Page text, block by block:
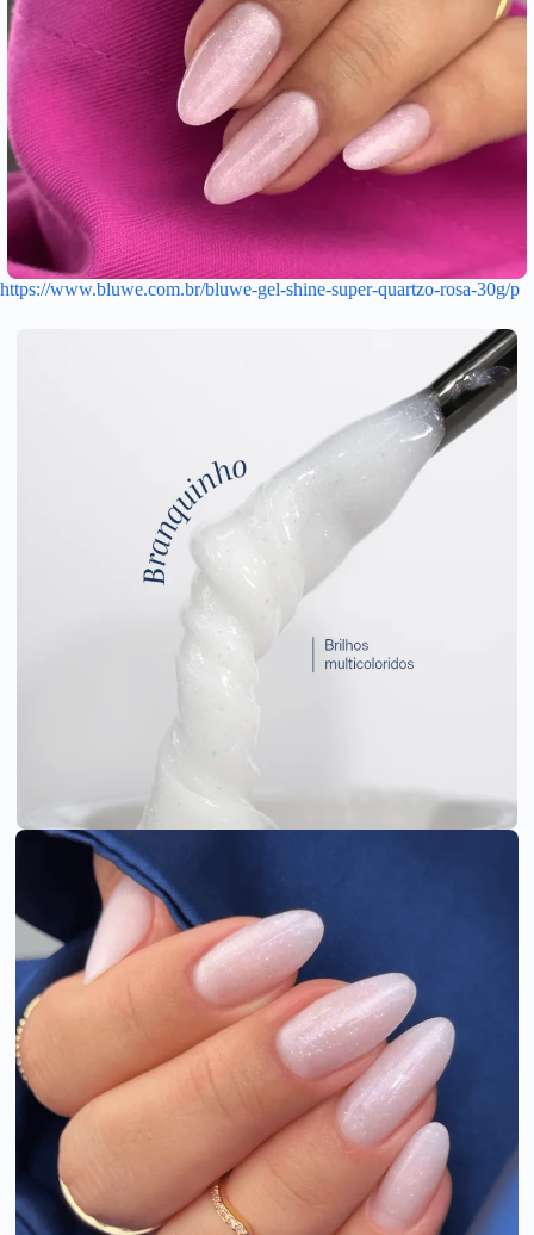
https://www.bluwe.com.br/bluwe-gel-shine-super-quartzo-rosa-30g/p